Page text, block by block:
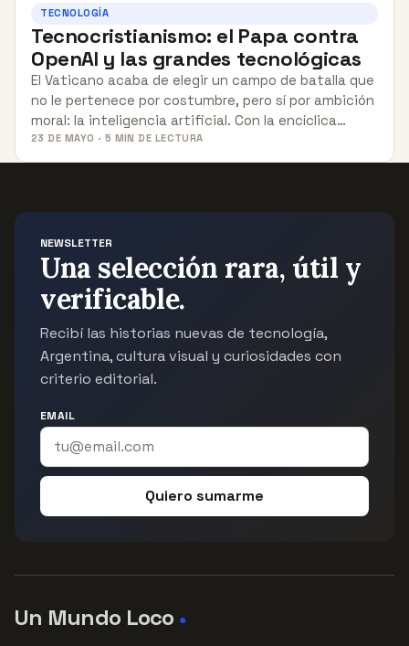
TECNOLOGÍA
Tecnocristianismo: el Papa contra
OpenAI y las grandes tecnológicas
El Vaticano acaba de elegir un campo de batalla que
no le pertenece por costumbre, pero sí por ambición
moral: la inteligencia artificial. Con la encíclica…
23 DE MAYO · 5 MIN DE LECTURA
NEWSLETTER
Una selección rara, útil y
verificable.
Recibí las historias nuevas de tecnología,
Argentina, cultura visual y curiosidades con
criterio editorial.
EMAIL
Quiero sumarme
Un Mundo Loco ●